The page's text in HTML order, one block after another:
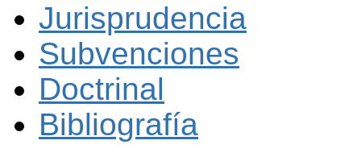
Jurisprudencia
Subvenciones
Doctrinal
Bibliografía